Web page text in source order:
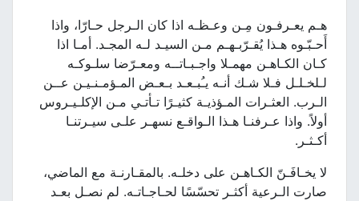
هـم يعـرفـون مِـن وعـظـه اذا كان الـرجل حـارّا، واذا
أَحـبّـوه هـذا يُقـرّبـهـم مـن السيـد لـه المجـد. أمـا اذا
كـان الكـاهـن مهمـلا واجـبـاتــه ومعـرّضا سلـوكـه
لـلخـلـل فـلا شـك أنـه يـُبـعـد بـعـض المـؤمـنـيـن عــن
الـرب. العثـرات المـؤذيـة كثيـرًا تـأتـي مـن الإكلـيـروس
أولاً. واذا عـرفنـا هـذا الـواقـع نسهـر علـى سيـرتنـا
أكـثـر.
لا يخـافَـنّ الكـاهـن على دخلـه. بالمقـارنـة مع الماضي،
صارت الـرعية أكثـر تحسّسًا لحـاجـاتـه. لم نصـل بعـد